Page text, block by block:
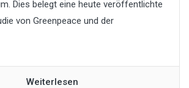
Dies belegt eine heute veröffentlichte
von Greenpeace und der
Weiterlesen